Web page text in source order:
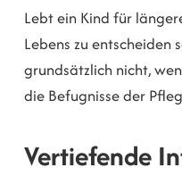
Lebt ein Kind für
Lebens zu entscheiden
grundsätzlich nicht,
die Befugnisse der
Vertiefende